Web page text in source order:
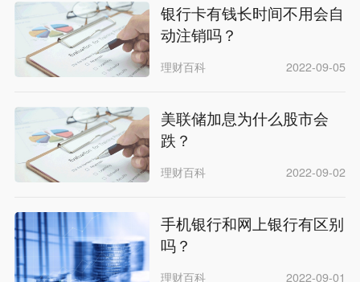
银行卡有钱长时间不用会自
动注销吗？
理财百科 2022-09-05
美联储加息为什么股市会
跌？
理财百科 2022-09-02
手机银行和网上银行有区别
吗？
理财百科 2022-09-01